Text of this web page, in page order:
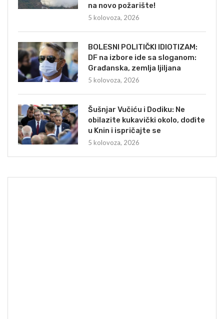
na novo požarište!
5 kolovoza, 2026
BOLESNI POLITIČKI IDIOTIZAM:
DF na izbore ide sa sloganom:
Građanska, zemlja ljiljana
5 kolovoza, 2026
Šušnjar Vučiću i Dodiku: Ne
obilazite kukavički okolo, dođite
u Knin i ispričajte se
5 kolovoza, 2026